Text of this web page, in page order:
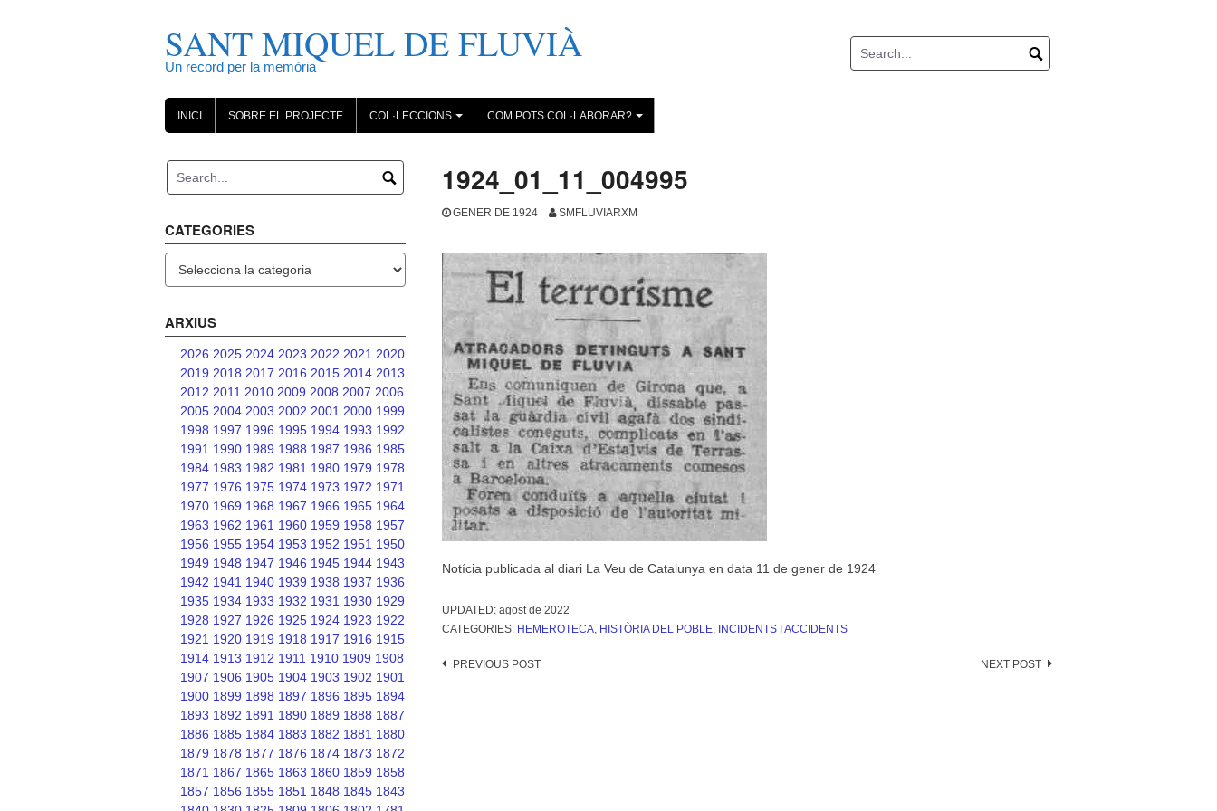
SANT MIQUEL DE FLUVIÀ
Un record per la memòria
INICI SOBRE EL PROJECTE
+
COL·LECCIONS
+
COM POTS COL·LABORAR?
1924_01_11_004995
GENER DE 1924 SMFLUVIARXM
Notícia publicada al diari La Veu de Catalunya en data 11 de gener de 1924
UPDATED: agost de 2022
CATEGORIES: HEMEROTECA, HISTÒRIA DEL POBLE, INCIDENTS I ACCIDENTS
Post
PREVIOUS POST NEXT POST
CATEGORIES
ARXIUS
2026 2025 2024 2023 2022 2021 2020
2019 2018 2017 2016 2015 2014 2013
2012 2011 2010 2009 2008 2007 2006
2005 2004 2003 2002 2001 2000 1999
1998 1997 1996 1995 1994 1993 1992
1991 1990 1989 1988 1987 1986 1985
1984 1983 1982 1981 1980 1979 1978
1977 1976 1975 1974 1973 1972 1971
1970 1969 1968 1967 1966 1965 1964
1963 1962 1961 1960 1959 1958 1957
1956 1955 1954 1953 1952 1951 1950
1949 1948 1947 1946 1945 1944 1943
1942 1941 1940 1939 1938 1937 1936
1935 1934 1933 1932 1931 1930 1929
1928 1927 1926 1925 1924 1923 1922
1921 1920 1919 1918 1917 1916 1915
1914 1913 1912 1911 1910 1909 1908
1907 1906 1905 1904 1903 1902 1901
1900 1899 1898 1897 1896 1895 1894
1893 1892 1891 1890 1889 1888 1887
1886 1885 1884 1883 1882 1881 1880
1879 1878 1877 1876 1874 1873 1872
1871 1867 1865 1863 1860 1859 1858
1857 1856 1855 1851 1848 1845 1843